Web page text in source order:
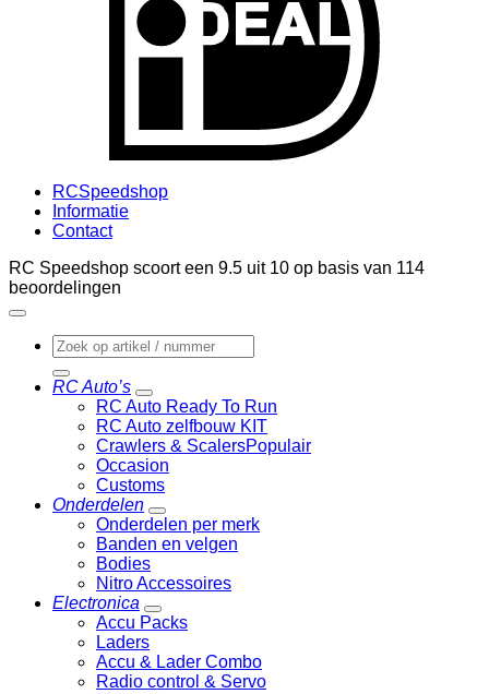
RCSpeedshop
Informatie
Contact
RC Speedshop scoort een 9.5 uit 10 op basis van 114
beoordelingen
Zoeken
naar:
RC Auto’s
RC Auto Ready To Run
RC Auto zelfbouw KIT
Crawlers & Scalers
Occasion
Customs
Onderdelen
Onderdelen per merk
Banden en velgen
Bodies
Nitro Accessoires
Electronica
Accu Packs
Laders
Accu & Lader Combo
Radio control & Servo